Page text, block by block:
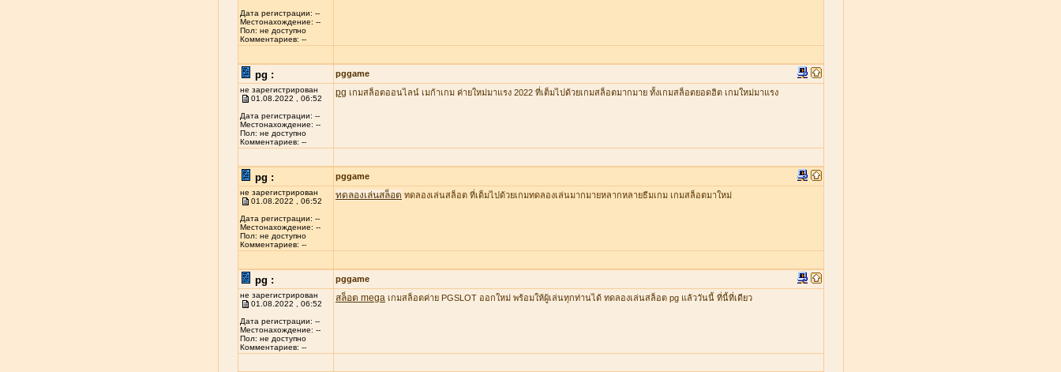
Дата регистрации: --
Местонахождение: --
Пол: не доступно
Комментариев: --
pg : pggame
не зарегистрирован
01.08.2022 , 06:52
Дата регистрации: --
Местонахождение: --
Пол: не доступно
Комментариев: --
pg เกมสล็อตออนไลน์ เมก้าเกม ค่ายใหม่มาแรง 2022 ที่เต็มไปด้วยเกมสล็อตมากมาย ทั้งเกมสล็อตยอดฮิต เกมใหม่มาแรง
pg : pggame
не зарегистрирован
01.08.2022 , 06:52
Дата регистрации: --
Местонахождение: --
Пол: не доступно
Комментариев: --
ทดลองเล่นสล็อต ทดลองเล่นสล็อต ที่เต็มไปด้วยเกมทดลองเล่นมากมายหลากหลายธีมเกม เกมสล็อตมาใหม่
pg : pggame
не зарегистрирован
01.08.2022 , 06:52
Дата регистрации: --
Местонахождение: --
Пол: не доступно
Комментариев: --
สล็อต mega เกมสล็อตค่าย PGSLOT ออกใหม่ พร้อมให้ผู้เล่นทุกท่านได้ ทดลองเล่นสล็อต pg แล้ววันนี้ ที่นี้ที่เดียว